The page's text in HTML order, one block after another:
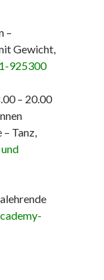
–
Gewicht,
925300
– 20.00
Tanz,